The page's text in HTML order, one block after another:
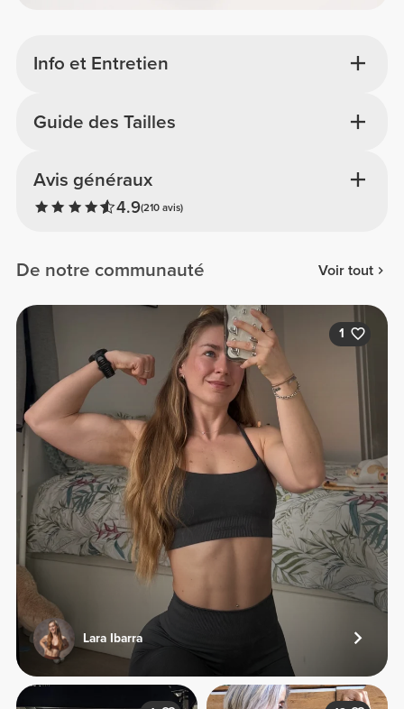
Info et Entretien
Avis généraux
4.9(210 avis)
Guide des Tailles
De notre communauté Voir tout
1
Lara Ibarra